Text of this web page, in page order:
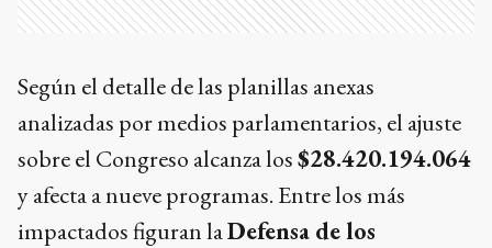
Según el detalle de las planillas anexas
analizadas por medios parlamentarios, el ajuste
sobre el Congreso alcanza los$28.420.194.064
y afecta a nueve programas. Entre los más
impactados figuran laDefensa de los